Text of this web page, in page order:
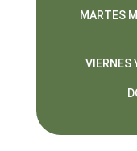
MARTES
VIERNES